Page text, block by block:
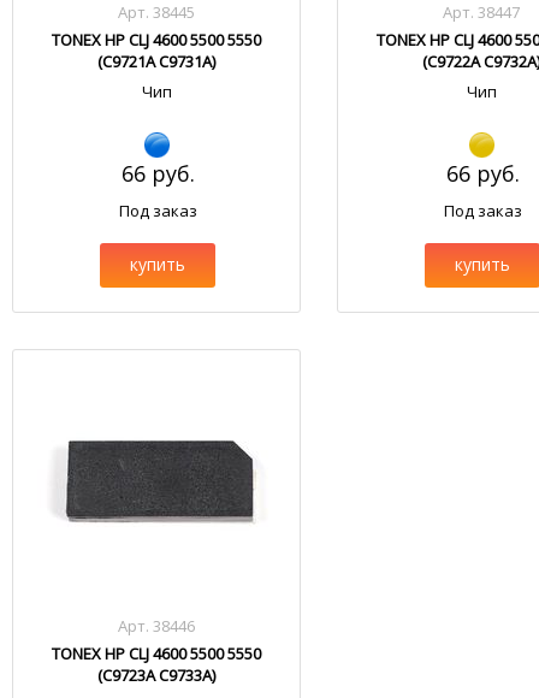
Арт. 38445
TONEX HP CLJ 4600 5500 5550
(C9721A C9731A)
Чип
66 руб.
Под заказ
купить
Арт. 38447
TONEX HP CLJ 4600
(C9722A
Чип
66 руб.
Под заказ
купить
Арт. 38446
TONEX HP CLJ 4600 5500 5550
(C9723A C9733A)